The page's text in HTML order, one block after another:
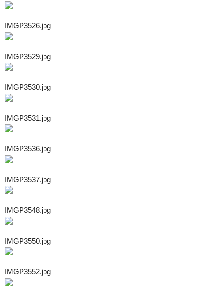
IMGP3526.jpg
IMGP3529.jpg
IMGP3530.jpg
IMGP3531.jpg
IMGP3536.jpg
IMGP3537.jpg
IMGP3548.jpg
IMGP3550.jpg
IMGP3552.jpg